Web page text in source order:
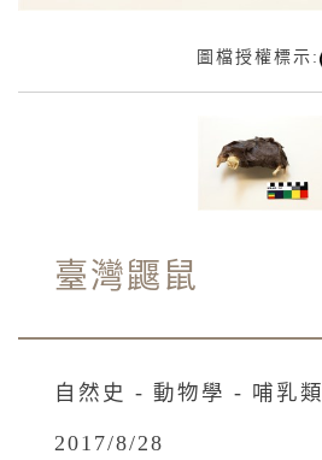
圖檔授權標示:
臺灣鼴鼠
自然史 - 動物學 - 哺乳類
2017/8/28